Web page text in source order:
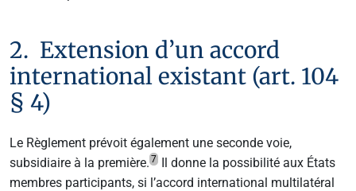
2. Extension d’un accord
international existant (art. 104
§ 4)
Le Règlement prévoit également une seconde voie,
subsidiaire à la première. 7 Il donne la possibilité aux États
membres participants, si l’accord international multilatéral